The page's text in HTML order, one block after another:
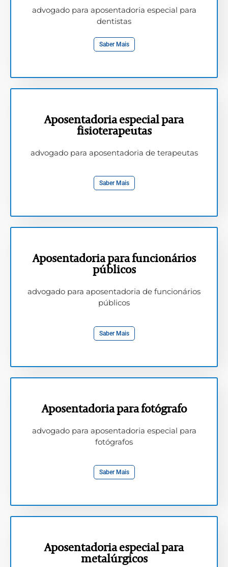
advogado para aposentadoria especial para
dentistas
Saber Mais
Aposentadoria especial para
fisioterapeutas
advogado para aposentadoria de terapeutas
Saber Mais
Aposentadoria para funcionários
públicos
advogado para aposentadoria de funcionários
públicos
Saber Mais
Aposentadoria para fotógrafo
advogado para aposentadoria especial para
fotógrafos
Saber Mais
Aposentadoria especial para
metalúrgicos